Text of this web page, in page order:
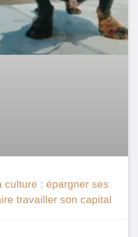
culture : épargner ses
travailler son capital